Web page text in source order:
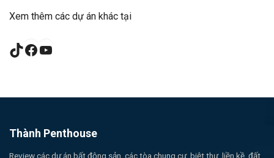
Xem thêm các dự án khác tại
TikTok
Facebook
Thành Penthouse
Review các dự án bất động sản, các tòa chung cư, biệt thự, liền kề, đất